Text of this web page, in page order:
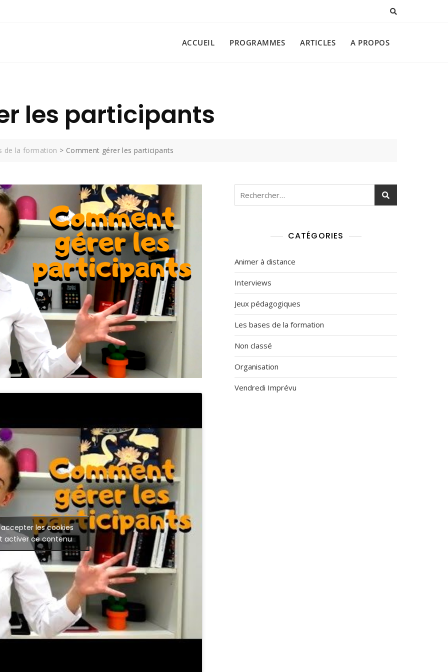
ACCUEIL PROGRAMMES ARTICLES A PROPOS
les participants
de la formation > Comment gérer les participants
les cookies
activer ce contenu
Rechercher :
CATÉGORIES
Animer à distance
Interviews
Jeux pédagogiques
Les bases de la formation
Non classé
Organisation
Vendredi Imprévu